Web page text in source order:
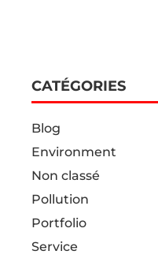
CATÉGORIES
Blog
Environment
Non classé
Pollution
Portfolio
Service